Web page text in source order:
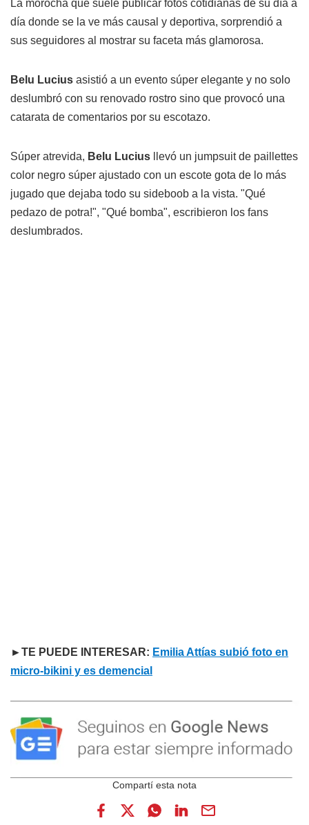
La morocha que suele publicar fotos cotidianas de su día a
día donde se la ve más causal y deportiva, sorprendió a
sus seguidores al mostrar su faceta más glamorosa.
Belu Lucius asistió a un evento súper elegante y no solo
deslumbró con su renovado rostro sino que provocó una
catarata de comentarios por su escotazo.
Súper atrevida, Belu Lucius llevó un jumpsuit de paillettes
color negro súper ajustado con un escote gota de lo más
jugado que dejaba todo su sideboob a la vista. "Qué
pedazo de potra!", "Qué bomba", escribieron los fans
deslumbrados.
►TE PUEDE INTERESAR: Emilia Attías subió foto en
micro-bikini y es demencial